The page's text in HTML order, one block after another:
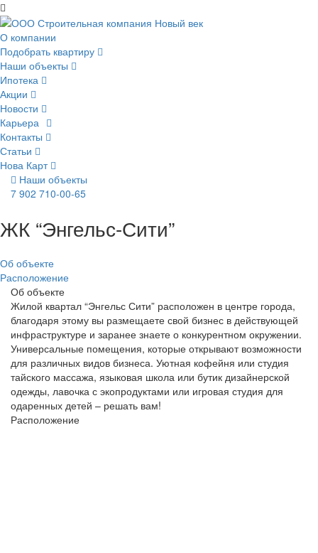
О компании
Подобрать квартиру
Наши объекты
Ипотека
Акции
Новости
Карьера
Контакты
Статьи
Нова Карт
Наши объекты
7 902 710-00-65
ЖК “Энгельс-Сити”
Об объекте
Расположение
Об объекте
Жилой квартал “Энгельс Сити” расположен в центре города,
благодаря этому вы размещаете свой бизнес в действующей
инфраструктуре и заранее знаете о конкурентном окружении.
Универсальные помещения, которые открывают возможности
для различных видов бизнеса. Уютная кофейня или студия
тайского массажа, языковая школа или бутик дизайнерской
одежды, лавочка с экопродуктами или игровая студия для
одаренных детей – решать вам!
Расположение